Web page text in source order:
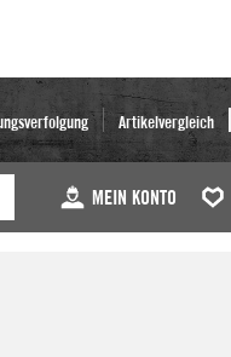
Artikelvergleich
MEIN KONTO